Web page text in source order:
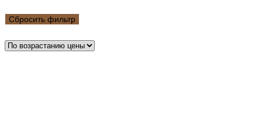
Сбросить фильтр